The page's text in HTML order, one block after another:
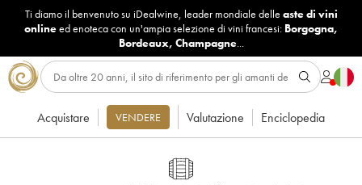
Ti diamo il benvenuto su iDealwine, leader mondiale delle aste di vini
onlineed enoteca con un'ampia selezione di vini francesi: Borgogna,
Bordeaux, Champagne...
Acquistare VENDERE Valutazione Enciclopedia